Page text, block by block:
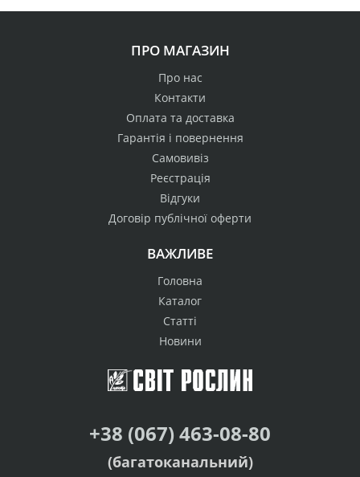
ПРО МАГАЗИН
Про нас
Контакти
Оплата та доставка
Гарантія і повернення
Самовивіз
Реєстрація
Відгуки
Договір публічної оферти
ВАЖЛИВЕ
Головна
Каталог
Статті
Новини
+38 (067) 463-08-80
(багатоканальний)